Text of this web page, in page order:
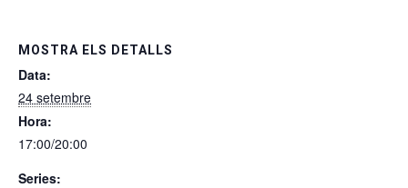
MOSTRA ELS DETALLS
Data:
24 setembre
Hora:
17:00/20:00
Series: